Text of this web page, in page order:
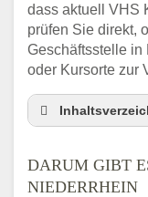
dass aktuell VHS
prüfen Sie direkt,
Geschäftsstelle in
oder Kursorte zur
3 schnelle
DARUM GIBT
NIEDERRHEIN